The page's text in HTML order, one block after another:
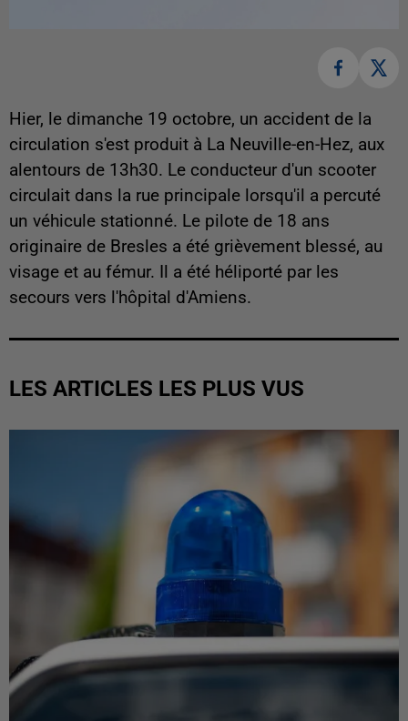
Hier, le dimanche 19 octobre, un accident de la
circulation s'est produit à La Neuville-en-Hez, aux
alentours de 13h30. Le conducteur d'un scooter
circulait dans la rue principale lorsqu'il a percuté
un véhicule stationné. Le pilote de 18 ans
originaire de Bresles a été grièvement blessé, au
visage et au fémur. Il a été héliporté par les
secours vers l'hôpital d'Amiens.
LES ARTICLES LES PLUS VUS